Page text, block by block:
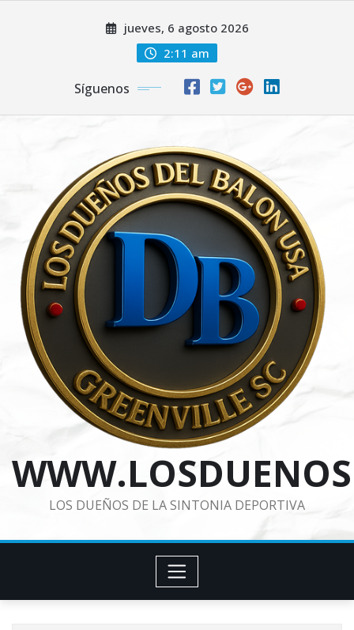
jueves, 6 agosto 2026
2:11 am
Síguenos
LOS DUEÑOS DE LA SINTONIA DEPORTIVA